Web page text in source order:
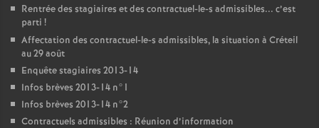
Rentrée des stagiaires et des contractuel-le-s admissibles... c’est
parti !
Affectation des contractuel-le-s admissibles, la situation à Créteil
au 29 août
Enquête stagiaires 2013-14
Infos brèves 2013-14 n°1
Infos brèves 2013-14 n°2
Contractuels admissibles : Réunion d’information